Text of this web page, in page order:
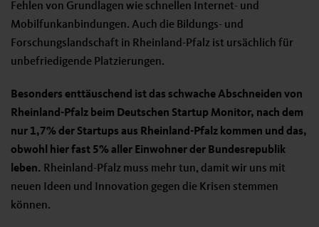
Fehlen von Grundlagen wie schnellen Internet- und
Mobilfunkanbindungen. Auch die Bildungs- und
Forschungslandschaft in Rheinland-Pfalz ist ursächlich für
unbefriedigende Platzierungen.
Besonders enttäuschend ist das schwache Abschneiden von
Rheinland-Pfalz beim Deutschen Startup Monitor, nach dem
nur 1,7% der Startups aus Rheinland-Pfalz kommen und das,
obwohl hier fast 5% aller Einwohner der Bundesrepublik
leben. Rheinland-Pfalz muss mehr tun, damit wir uns mit
neuen Ideen und Innovation gegen die Krisen stemmen
können.